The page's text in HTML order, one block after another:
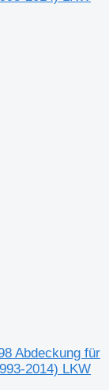
Abdeckung für
2014) LKW